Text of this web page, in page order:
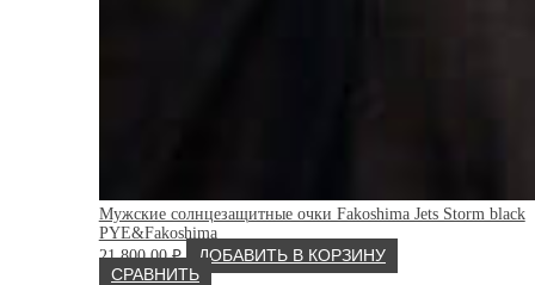
Мужские солнцезащитные очки Fakoshima Jets Storm black
PYE&Fakoshima
21 800.00₽
ДОБАВИТЬ В КОРЗИНУ
СРАВНИТЬ